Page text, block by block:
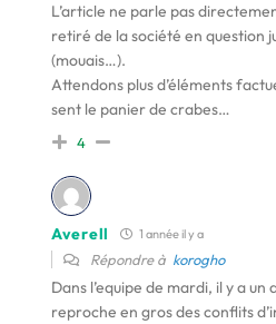
L’article ne parle pas
retiré de la société en question
(mouais…).
Attendons plus d’éléments
sent le panier de crabes…
4
Averell 1 année il y a
Répondre à korogho
Dans l’equipe de mardi, il y a
reproche en gros des conflits